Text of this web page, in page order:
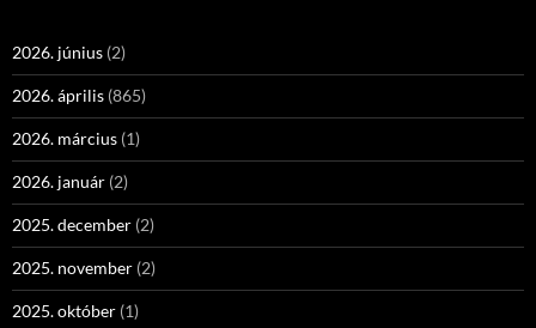
2026. június (2)
2026. április (865)
2026. március (1)
2026. január (2)
2025. december (2)
2025. november (2)
2025. október (1)